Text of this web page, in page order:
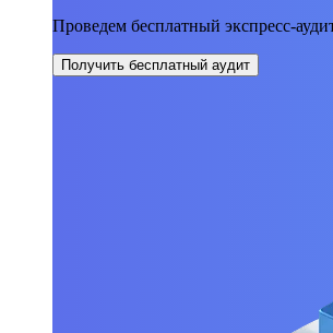
Проведем бесплатный экспресс-
Получить бесплатный аудит